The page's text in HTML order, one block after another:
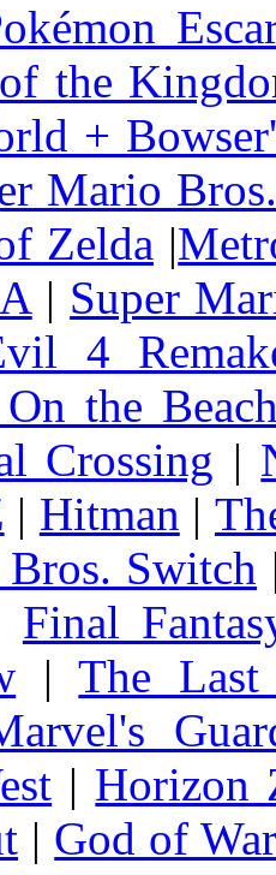
the
+
Mario
Zelda |
| Super
4
the
Crossing |
| Hitman |
Bros. Switch
Final
|The
| Horizon
| God of